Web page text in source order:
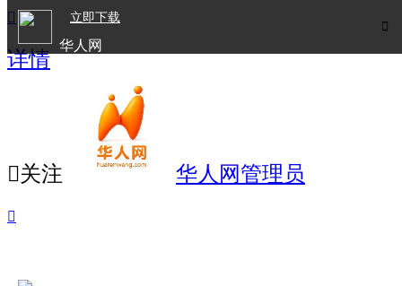

立即下载
华人网

详情
关注 华人网管理员
